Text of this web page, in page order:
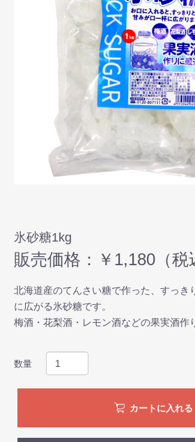
氷砂糖1kg
販売価格：￥1,180（税
北海道産のてんさい糖で作った、すっき
に広がる氷砂糖です。
梅酒・花梨酒・レモン酒などの果実酒作
数量
カートに入れる